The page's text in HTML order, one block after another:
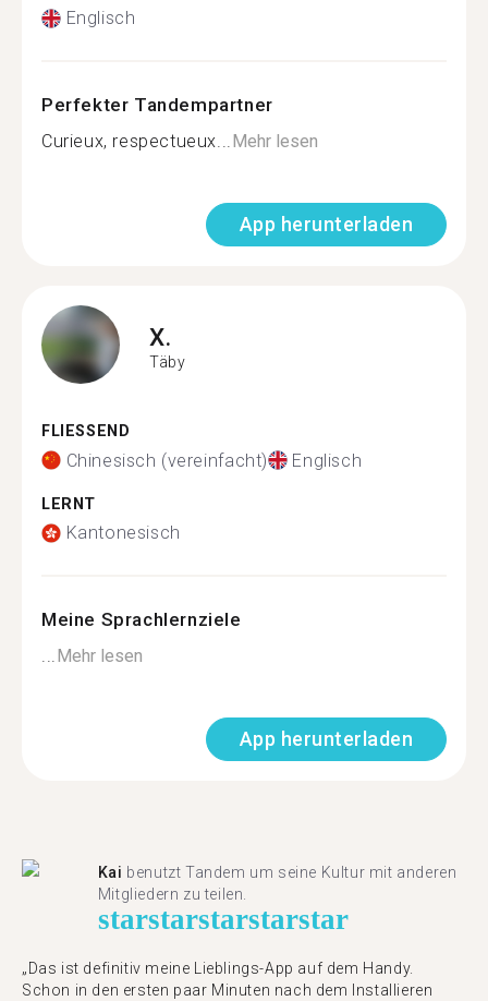
Englisch
Perfekter Tandempartner
Curieux, respectueux...Mehr lesen
App herunterladen
X.
Täby
FLIESSEND
Chinesisch (vereinfacht) Englisch
LERNT
Kantonesisch
Meine Sprachlernziele
...Mehr lesen
App herunterladen
Kai benutzt Tandem um seine Kultur mit anderen
Mitgliedern zu teilen.
starstarstarstarstar
„Das ist definitiv meine Lieblings-App auf dem Handy.
Schon in den ersten paar Minuten nach dem Installieren